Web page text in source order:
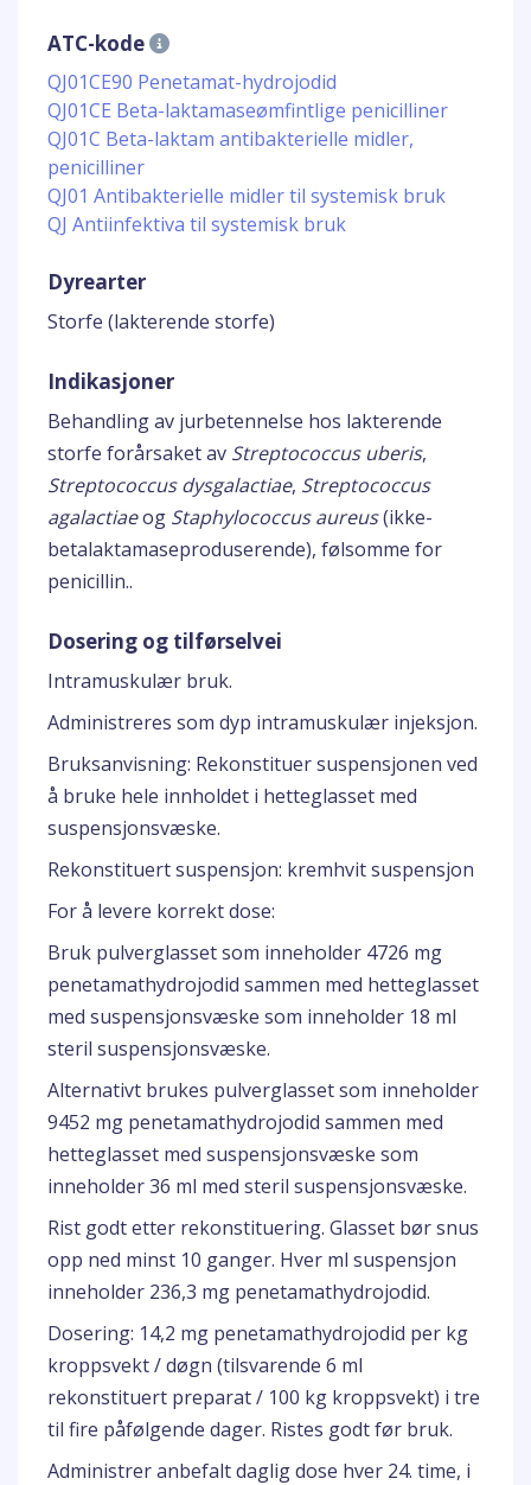
ATC-kode
QJ01CE90 Penetamat-hydrojodid
QJ01CE Beta-laktamaseømfintlige penicilliner
QJ01C Beta-laktam antibakterielle midler,
penicilliner
QJ01 Antibakterielle midler til systemisk bruk
QJ Antiinfektiva til systemisk bruk
Dyrearter
Storfe (lakterende storfe)
Indikasjoner
Behandling av jurbetennelse hos lakterende
storfe forårsaket av Streptococcus uberis,
Streptococcus dysgalactiae, Streptococcus
agalactiaeog Staphylococcus aureus(ikke-
betalaktamaseproduserende), følsomme for
penicillin..
Dosering og tilførselvei
Intramuskulær bruk.
Administreres som dyp intramuskulær injeksjon.
Bruksanvisning: Rekonstituer suspensjonen ved
å bruke hele innholdet i hetteglasset med
suspensjonsvæske.
Rekonstituert suspensjon: kremhvit suspensjon
For å levere korrekt dose:
Bruk pulverglasset som inneholder 4726 mg
penetamathydrojodid sammen med hetteglasset
med suspensjonsvæske som inneholder 18 ml
steril suspensjonsvæske.
Alternativt brukes pulverglasset som inneholder
9452 mg penetamathydrojodid sammen med
hetteglasset med suspensjonsvæske som
inneholder 36 ml med steril suspensjonsvæske.
Rist godt etter rekonstituering. Glasset bør snus
opp ned minst 10 ganger. Hver ml suspensjon
inneholder 236,3 mg penetamathydrojodid.
Dosering: 14,2 mg penetamathydrojodid per kg
kroppsvekt / døgn (tilsvarende 6 ml
rekonstituert preparat / 100 kg kroppsvekt) i tre
til fire påfølgende dager. Ristes godt før bruk.
Administrer anbefalt daglig dose hver 24. time, i